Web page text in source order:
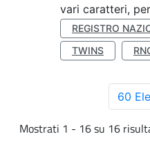
vari caratteri,
REGISTRO
TWINS
60
Mostrati 1 - 16 su 16